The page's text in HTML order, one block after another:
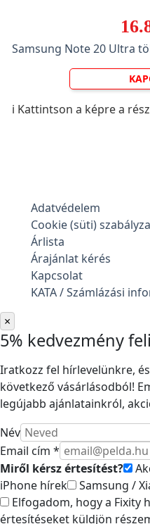
Samsung Note 20 Ultra
ℹ️ Kattintson a képre a
Adatvédelem
Cookie (süti)
Árlista
Árajánlat kérés
Kapcsolat
KATA / Számlázási
×
5% kedvezmény
Iratkozz fel hírlevelünkre,
következő vásárlásodból!
legújabb ajánlatainkról,
Név
Email cím *
Miről kérsz értesítést?
iPhone hírek
Samsung /
Elfogadom, hogy a Fixity
értesítéseket küldjön